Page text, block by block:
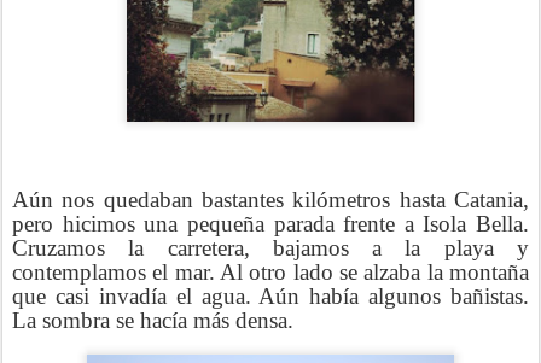
Aún nos quedaban bastantes kilómetros hasta Catania,
pero hicimos una pequeña parada frente a Isola Bella.
Cruzamos la carretera, bajamos a la playa y
contemplamos el mar. Al otro lado se alzaba la montaña
que casi invadía el agua. Aún había algunos bañistas.
La sombra se hacía más densa.